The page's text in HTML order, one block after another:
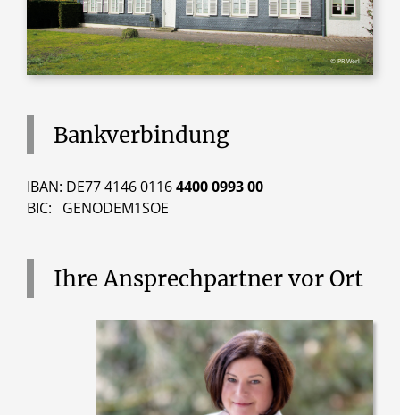
© PR Werl
Bankverbindung
IBAN: DE77 4146 01164400 0993 00
BIC: GENODEM1SOE
Ihre AnsprechpartnervorOrt